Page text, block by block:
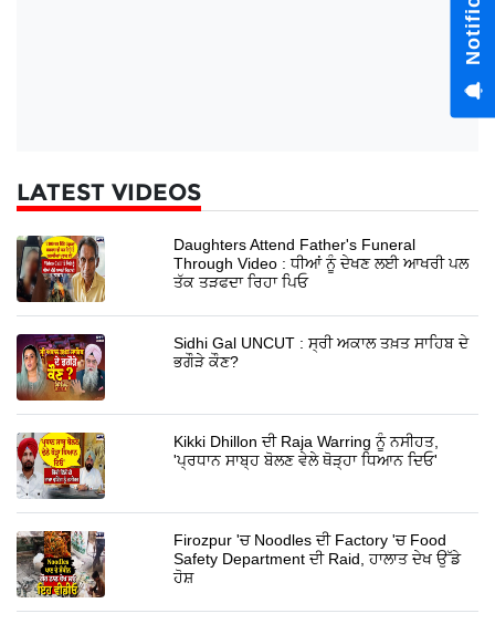
LATEST VIDEOS
Daughters Attend Father's Funeral
Through Video : ਧੀਆਂ ਨੂੰ ਦੇਖਣ ਲਈ ਆਖਰੀ ਪਲ
ਤੱਕ ਤੜਫਦਾ ਰਿਹਾ ਪਿਓ
Sidhi Gal UNCUT : ਸ੍ਰੀ ਅਕਾਲ ਤਖ਼ਤ ਸਾਹਿਬ ਦੇ
ਭਗੌੜੇ ਕੌਣ?
Kikki Dhillon ਦੀ Raja Warring ਨੂੰ ਨਸੀਹਤ,
'ਪ੍ਰਧਾਨ ਸਾਬ੍ਹ ਬੋਲਣ ਵੇਲੇ ਥੋੜ੍ਹਾ ਧਿਆਨ ਦਿਓ'
Firozpur 'ਚ Noodles ਦੀ Factory 'ਚ Food
Safety Department ਦੀ Raid, ਹਾਲਾਤ ਦੇਖ ਉੱਡੇ
ਹੋਸ਼